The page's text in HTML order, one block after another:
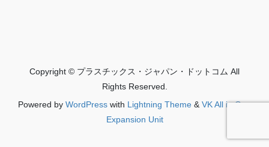
Copyright © プラスチックス・ジャパン・ドットコム All
Rights Reserved.
Powered by WordPress with Lightning Theme &VK All in One
Expansion Unit